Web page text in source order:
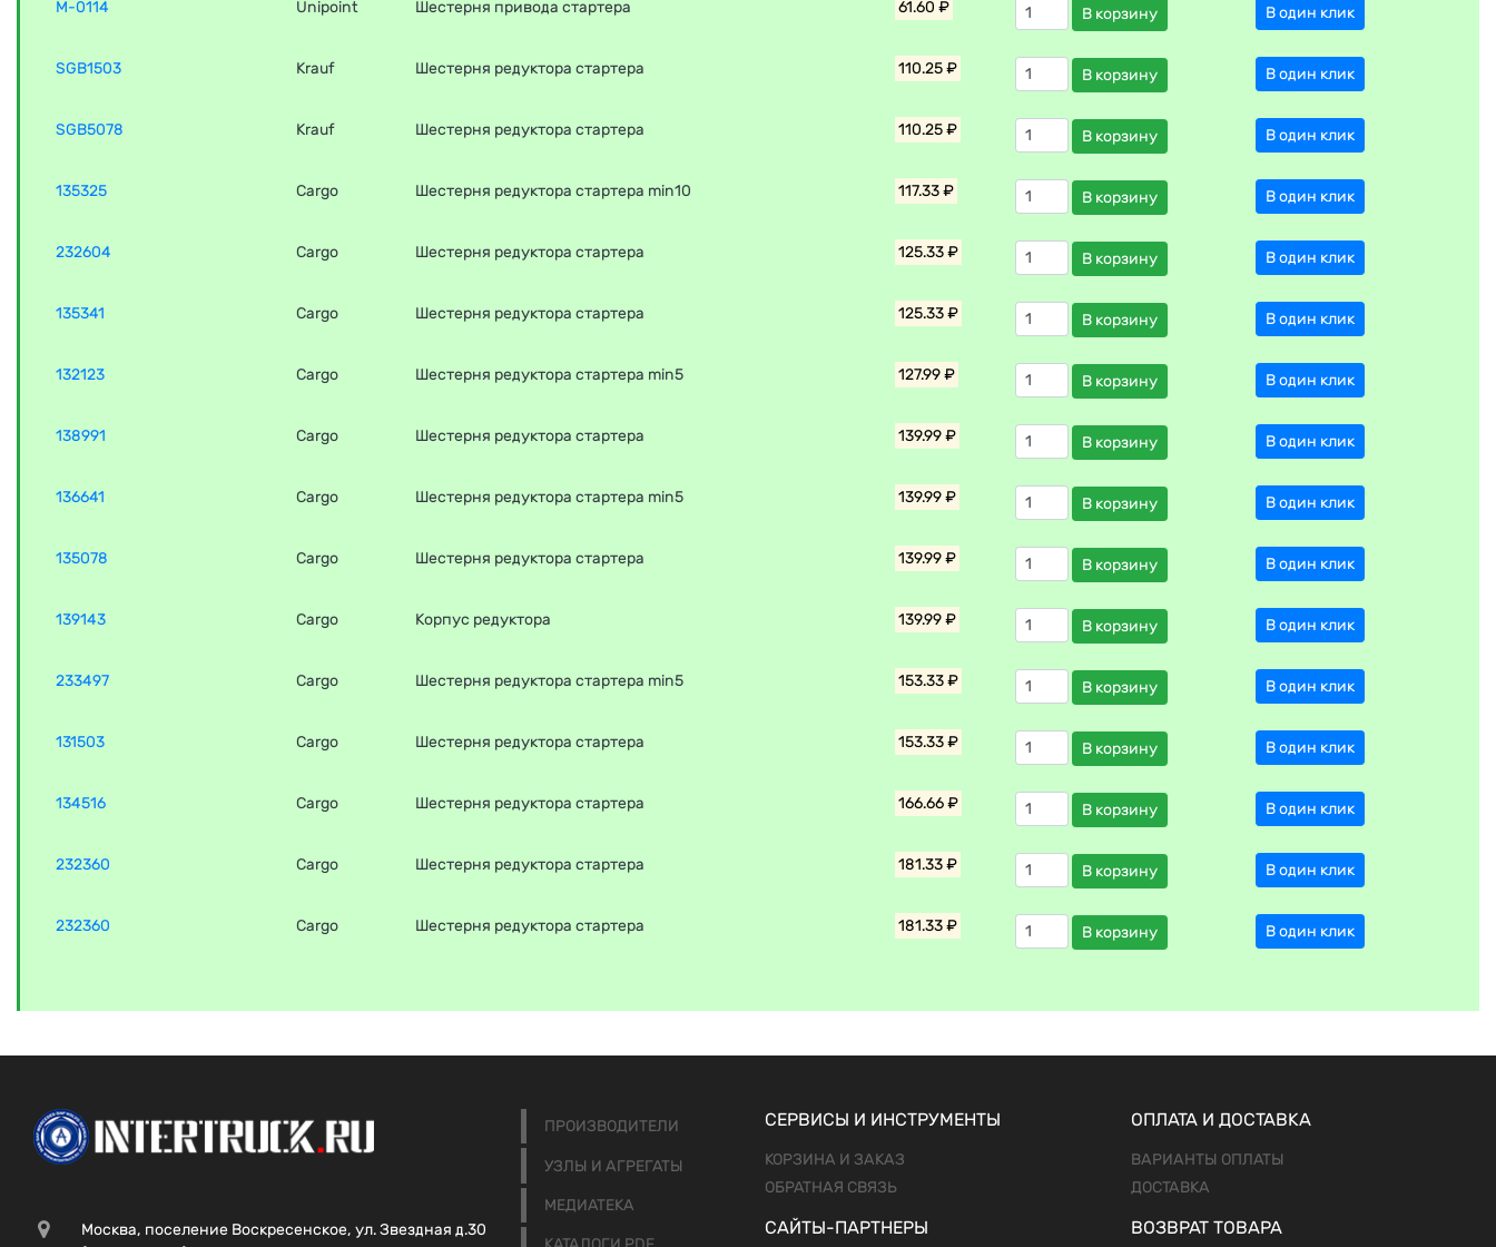
M-0114 Unipoint Шестерня привода стартера 61.60 ₽ В корзину В один клик
SGB1503 Krauf Шестерня редуктора стартера 110.25 ₽ В корзину В один клик
SGB5078 Krauf Шестерня редуктора стартера 110.25 ₽ В корзину В один клик
135325 Cargo Шестерня редуктора стартера min10 117.33 ₽ В корзину В один клик
232604 Cargo Шестерня редуктора стартера 125.33 ₽ В корзину В один клик
135341 Cargo Шестерня редуктора стартера 125.33 ₽ В корзину В один клик
132123 Cargo Шестерня редуктора стартера min5 127.99 ₽ В корзину В один клик
138991 Cargo Шестерня редуктора стартера 139.99 ₽ В корзину В один клик
136641 Cargo Шестерня редуктора стартера min5 139.99 ₽ В корзину В один клик
135078 Cargo Шестерня редуктора стартера 139.99 ₽ В корзину В один клик
139143 Cargo Корпус редуктора 139.99 ₽ В корзину В один клик
233497 Cargo Шестерня редуктора стартера min5 153.33 ₽ В корзину В один клик
131503 Cargo Шестерня редуктора стартера 153.33 ₽ В корзину В один клик
134516 Cargo Шестерня редуктора стартера 166.66 ₽ В корзину В один клик
232360 Cargo Шестерня редуктора стартера 181.33 ₽ В корзину В один клик
232360 Cargo Шестерня редуктора стартера 181.33 ₽ В корзину В один клик
Москва, поселение Воскресенское, ул. Звездная д.30
ПРОИЗВОДИТЕЛИ
УЗЛЫ И АГРЕГАТЫ
МЕДИАТЕКА
СЕРВИСЫ И ИНСТРУМЕНТЫ
КОРЗИНА И ЗАКАЗ
ОБРАТНАЯ СВЯЗЬ
САЙТЫ-ПАРТНЕРЫ
ОПЛАТА И ДОСТАВКА
ВАРИАНТЫ ОПЛАТЫ
ДОСТАВКА
ВОЗВРАТ ТОВАРА